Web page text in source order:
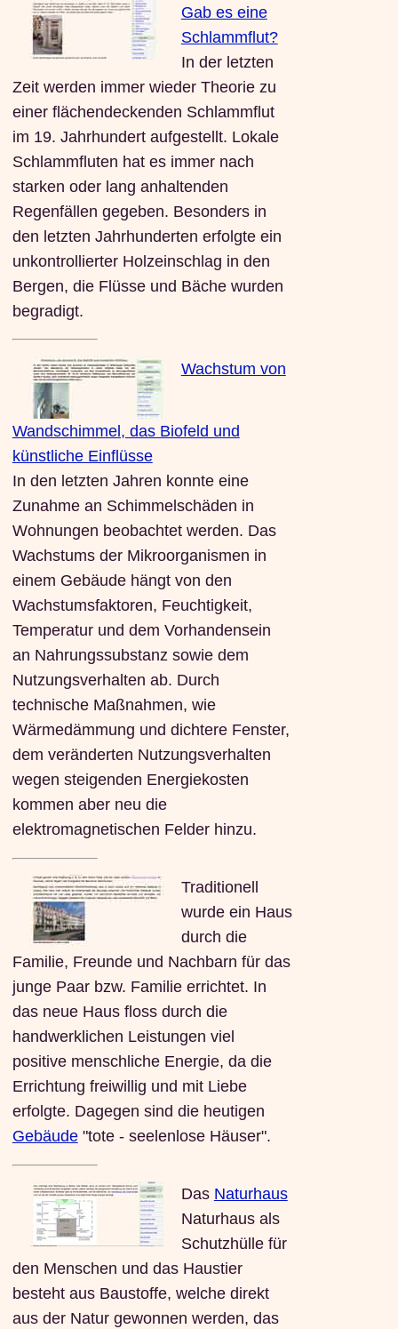
Gab es eine
Schlammflut?
In der letzten
Zeit werden immer wieder Theorie zu
einer flächendeckenden Schlammflut
im 19. Jahrhundert aufgestellt. Lokale
Schlammfluten hat es immer nach
starken oder lang anhaltenden
Regenfällen gegeben. Besonders in
den letzten Jahrhunderten erfolgte ein
unkontrollierter Holzeinschlag in den
Bergen, die Flüsse und Bäche wurden
begradigt.
Wachstum von
Wandschimmel, das Biofeld und
künstliche Einflüsse
In den letzten Jahren konnte eine
Zunahme an Schimmelschäden in
Wohnungen beobachtet werden. Das
Wachstums der Mikroorganismen in
einem Gebäude hängt von den
Wachstumsfaktoren, Feuchtigkeit,
Temperatur und dem Vorhandensein
an Nahrungssubstanz sowie dem
Nutzungsverhalten ab. Durch
technische Maßnahmen, wie
Wärmedämmung und dichtere Fenster,
dem veränderten Nutzungsverhalten
wegen steigenden Energiekosten
kommen aber neu die
elektromagnetischen Felder hinzu.
Traditionell
wurde ein Haus
durch die
Familie, Freunde und Nachbarn für das
junge Paar bzw. Familie errichtet. In
das neue Haus floss durch die
handwerklichen Leistungen viel
positive menschliche Energie, da die
Errichtung freiwillig und mit Liebe
erfolgte. Dagegen sind die heutigen
Gebäude"tote - seelenlose Häuser".
Das Naturhaus
Naturhaus als
Schutzhülle für
den Menschen und das Haustier
besteht aus Baustoffe, welche direkt
aus der Natur gewonnen werden, das